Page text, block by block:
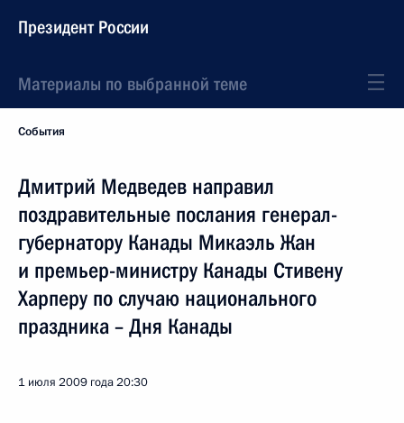
Президент России
Материалы по выбранной теме
События
Дмитрий Медведев направил
поздравительные послания генерал-
губернатору Канады Микаэль Жан
и премьер-министру Канады Стивену
Харперу по случаю национального
праздника – Дня Канады
1 июля 2009 года20:30